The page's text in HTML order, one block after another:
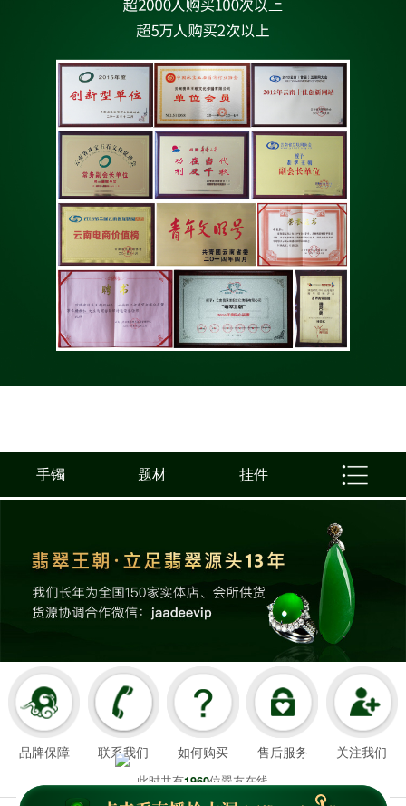
手镯 题材 挂件
品牌保障 联系我们 如何购买 售后服务 关注我们
此时共有1960位翠友在线
翡翠王朝成立于2008年3月21日